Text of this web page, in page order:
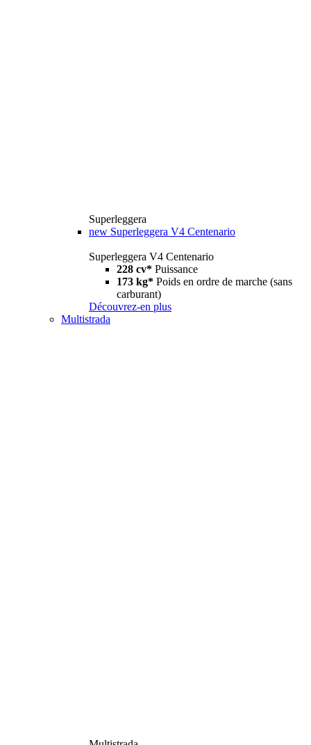
Superleggera
new Superleggera V4 Centenario
Superleggera V4 Centenario
228 cv* Puissance
173 kg* Poids en ordre de marche (sans
carburant)
Découvrez-en plus
Multistrada